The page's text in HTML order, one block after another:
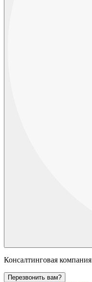
Консалтинговая компания
Перезвонить вам?